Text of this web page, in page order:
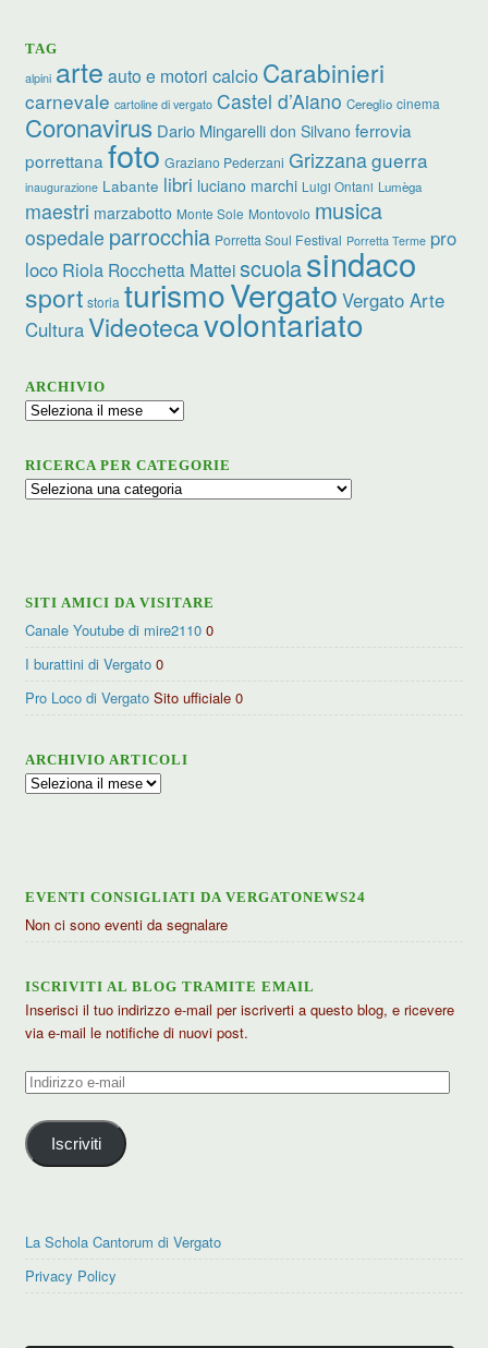
TAG
alpini arte auto e motori calcio Carabinieri
carnevale cartoline di vergato Castel d’Aiano Cereglio cinema
Coronavirus Dario Mingarelli don Silvano ferrovia
porrettana foto Graziano Pederzani Grizzanaguerra
inaugurazione Labante libri luciano marchi Luigi Ontani Lumèga
maestri marzabotto Monte Sole Montovolo musica
ospedale parrocchia Porretta Soul Festival Porretta Terme pro
loco Riola Rocchetta Matteiscuolasindaco
sport storia turismoVergato Vergato Arte
CulturaVideotecavolontariato
ARCHIVIO
Archivio
RICERCA PER CATEGORIE
Ricerca
SITI AMICI DA VISITARE
Canale Youtube di mire2110 0
I burattini di Vergato 0
Pro Loco di Vergato Sito ufficiale 0
ARCHIVIO ARTICOLI
Archivio
EVENTI CONSIGLIATI DA VERGATONEWS24
Non ci sono eventi da segnalare
ISCRIVITI AL BLOG TRAMITE EMAIL
Inserisci il tuo indirizzo e-mail per iscriverti a questo blog, e ricevere
via e-mail le notifiche di nuovi post.
Indirizzo
mail
Iscriviti
La Schola Cantorum di Vergato
Privacy Policy